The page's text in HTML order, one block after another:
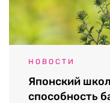
НОВОСТИ
Японский
способность